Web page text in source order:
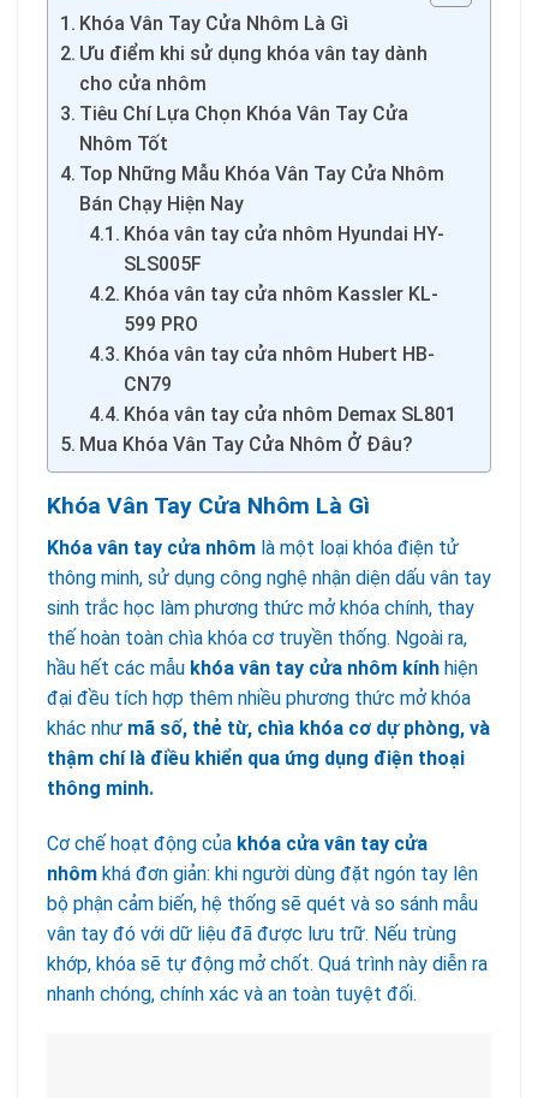
Khóa Vân Tay Cửa Nhôm Là Gì
Ưu điểm khi sử dụng khóa vân tay dành
cho cửa nhôm
Tiêu Chí Lựa Chọn Khóa Vân Tay Cửa
Nhôm Tốt
Top Những Mẫu Khóa Vân Tay Cửa Nhôm
Bán Chạy Hiện Nay
Khóa vân tay cửa nhôm Hyundai HY-
SLS005F
Khóa vân tay cửa nhôm Kassler KL-
599 PRO
Khóa vân tay cửa nhôm Hubert HB-
CN79
Khóa vân tay cửa nhôm Demax SL801
Mua Khóa Vân Tay Cửa Nhôm Ở Đâu?
Khóa Vân Tay Cửa Nhôm Là Gì
Khóa vân tay cửa nhôm là một loại khóa điện tử
thông minh, sử dụng công nghệ nhận diện dấu vân tay
sinh trắc học làm phương thức mở khóa chính, thay
thế hoàn toàn chìa khóa cơ truyền thống. Ngoài ra,
hầu hết các mẫu khóa vân tay cửa nhôm kính hiện
đại đều tích hợp thêm nhiều phương thức mở khóa
khác như mã số, thẻ từ, chìa khóa cơ dự phòng, và
thậm chí là điều khiển qua ứng dụng điện thoại
thông minh.
Cơ chế hoạt động của khóa cửa vân tay cửa
nhôm khá đơn giản: khi người dùng đặt ngón tay lên
bộ phận cảm biến, hệ thống sẽ quét và so sánh mẫu
vân tay đó với dữ liệu đã được lưu trữ. Nếu trùng
khớp, khóa sẽ tự động mở chốt. Quá trình này diễn ra
nhanh chóng, chính xác và an toàn tuyệt đối.